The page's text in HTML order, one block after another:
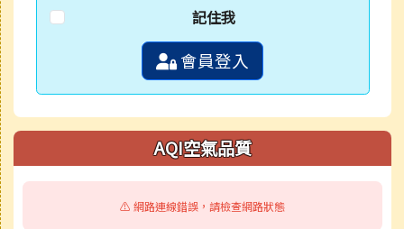
記住我
會員登入
AQI空氣品質
⚠️ 網路連線錯誤，請檢查網路狀態